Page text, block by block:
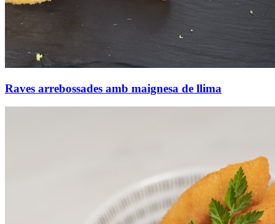
Raves arrebossades amb maignesa de llima